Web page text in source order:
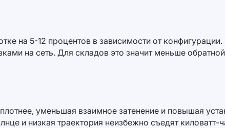
на 5-12 процентов в зависимости от
на сеть. Для складов это значит меньше
уменьшая взаимное затенение и повышая
и низкая траектория неизбежно съедят